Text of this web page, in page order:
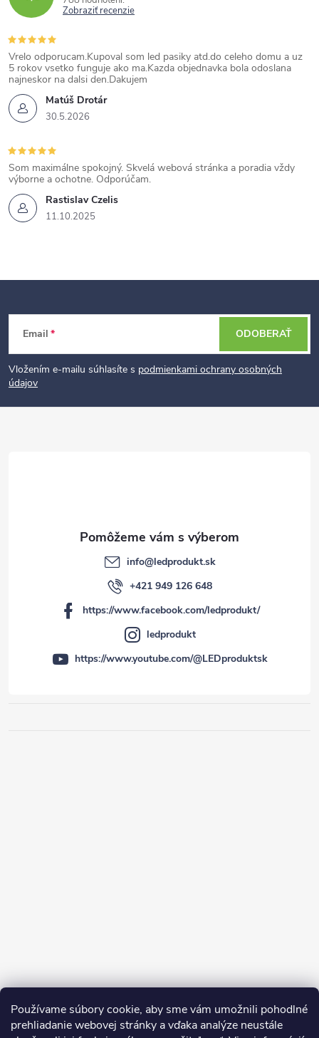
Používame súbory cookie, aby sme vám umožnili pohodlné
prehliadanie webovej stránky a vďaka analýze neustále
Zobraziť recenzie
Matúš Drotár
30.5.2026
Vrelo odporucam.Kupoval som led pasiky atd.do celeho domu a uz
5 rokov vsetko funguje ako ma.Kazda objednavka bola odoslana
najneskor na dalsi den.Dakujem
Rastislav Czelis
11.10.2025
Som maximálne spokojný. Skvelá webová stránka a poradia vždy
výborne a ochotne. Odporúčam.
t
Email
Vložením e-mailu súhlasíte s podmienkami ochrany osobných
údajov
ODOBERAŤ
info@ledprodukt.sk
+421 949 126 648
https://www.facebook.com/ledprodukt/
ledprodukt
https://www.youtube.com/@LEDproduktsk